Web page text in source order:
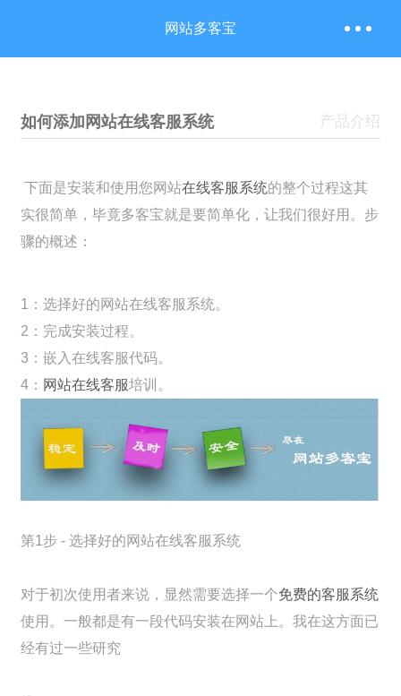
网站多客宝
产品介绍
如何添加网站在线客服系统
下面是安装和使用您网站在线客服系统的整个过程这其
实很简单，毕竟多客宝就是要简单化，让我们很好用。步
骤的概述：
1：选择好的网站在线客服系统。
2：完成安装过程。
3：嵌入在线客服代码。
4： 网站在线客服培训。
第1步 - 选择好的网站在线客服系统
对于初次使用者来说，显然需要选择一个免费的客服系统
使用。一般都是有一段代码安装在网站上。我在这方面已
经有过一些研究